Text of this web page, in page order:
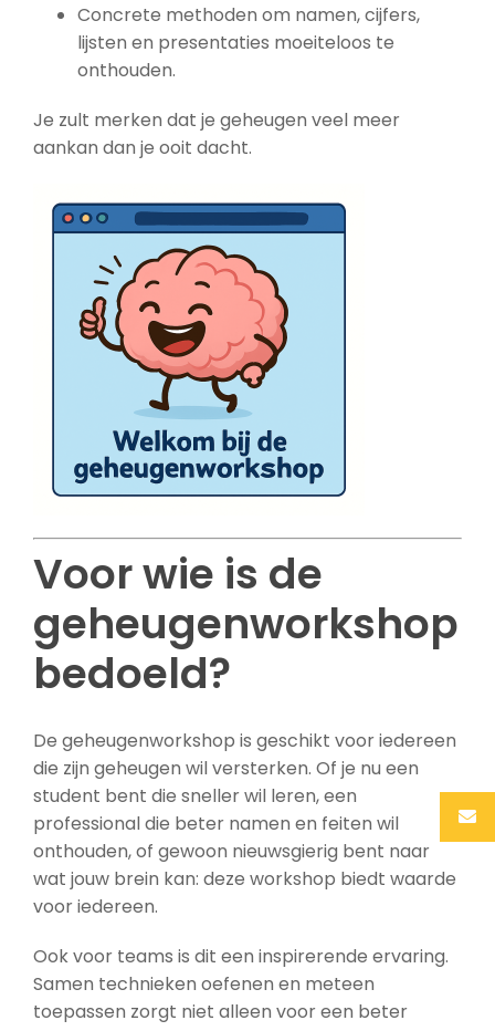
Concrete methoden om namen, cijfers,
lijsten en presentaties moeiteloos te
onthouden.
Je zult merken dat je geheugen veel meer
aankan dan je ooit dacht.
Voor wie is de
geheugenworkshop
bedoeld?
De geheugenworkshop is geschikt voor iedereen
die zijn geheugen wil versterken. Of je nu een
student bent die sneller wil leren, een
professional die beter namen en feiten wil
onthouden, of gewoon nieuwsgierig bent naar
wat jouw brein kan: deze workshop biedt waarde
voor iedereen.
Ook voor teams is dit een inspirerende ervaring.
Samen technieken oefenen en meteen
toepassen zorgt niet alleen voor een beter